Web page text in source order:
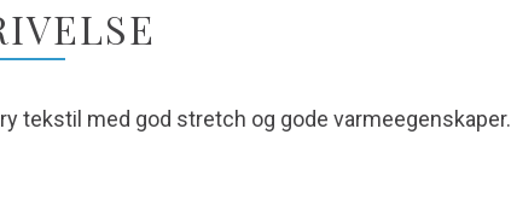
tekstil med god stretch og gode varmeegenskaper.